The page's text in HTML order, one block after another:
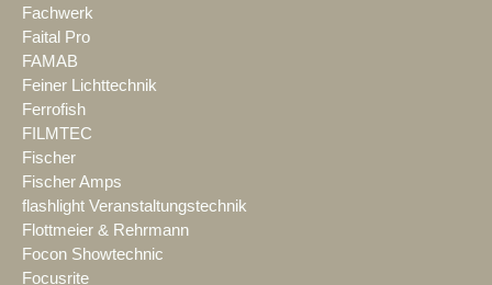
Fachwerk
Faital Pro
FAMAB
Feiner Lichttechnik
Ferrofish
FILMTEC
Fischer
Fischer Amps
flashlight Veranstaltungstechnik
Flottmeier & Rehrmann
Focon Showtechnic
Focusrite